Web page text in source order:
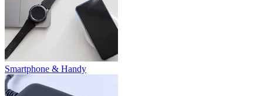
Smartphone & Handy